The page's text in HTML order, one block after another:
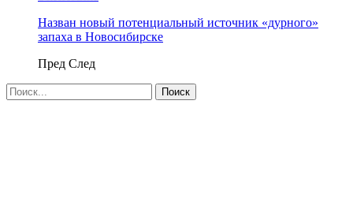
Назван новый потенциальный источник «дурного»
запаха в Новосибирске
Пред След